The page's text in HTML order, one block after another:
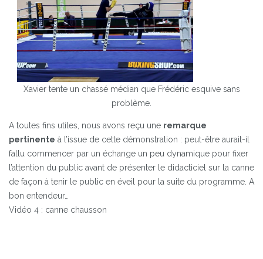
Xavier tente un chassé médian que Frédéric esquive sans
problème.
A toutes fins utiles, nous avons reçu une remarque
pertinente à l’issue de cette démonstration : peut-être aurait-il
fallu commencer par un échange un peu dynamique pour fixer
l’attention du public avant de présenter le didacticiel sur la canne
de façon à tenir le public en éveil pour la suite du programme. A
bon entendeur…
Vidéo 4 : canne chausson